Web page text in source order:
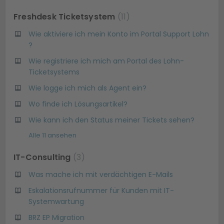
Freshdesk Ticketsystem 11
Wie aktiviere ich mein Konto im Portal Support Lohn
?
Wie registriere ich mich am Portal des Lohn-
Ticketsystems
Wie logge ich mich als Agent ein?
Wo finde ich Lösungsartikel?
Wie kann ich den Status meiner Tickets sehen?
Alle 11 ansehen
IT-Consulting 3
Was mache ich mit verdächtigen E-Mails
Eskalationsrufnummer für Kunden mit IT-
Systemwartung
BRZ EP Migration